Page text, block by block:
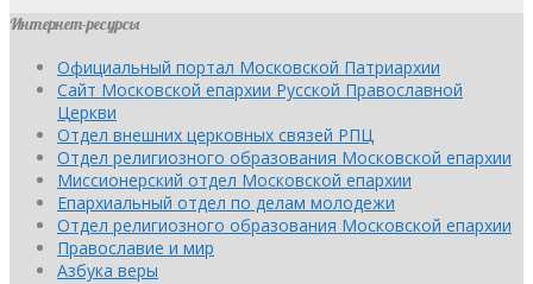
Интернет-ресурсы
Официальный портал Московской Патриархии
Сайт Московской епархии Русской Православной
Церкви
Отдел внешних церковных связей РПЦ
Отдел религиозного образования Московской епархии
Миссионерский отдел Московской епархии
Епархиальный отдел по делам молодежи
Отдел религиозного образования Московской епархии
Православие и мир
Азбука веры